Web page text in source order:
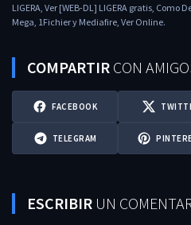
LIGERA, Ver [WEB-DL] LIGERA gratis, Como
Mega, 1Fichier y Mediafire, Ver Online.
COMPARTIR CON
FACEBOOK
TELEGRAM
ESCRIBIR UN